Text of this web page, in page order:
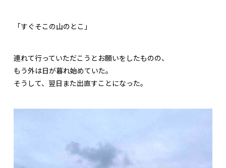
「すぐそこの山のとこ」
連れて行っていただこうとお願いをしたものの、
もう外は日が暮れ始めていた。
そうして、翌日また出直すことになった。